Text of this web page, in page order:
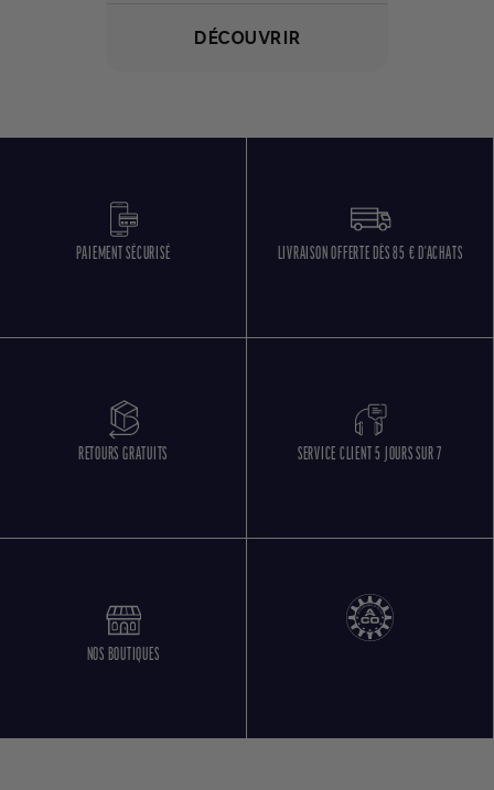
DÉCOUVRIR
PAIEMENT SÉCURISÉ LIVRAISON OFFERTE DÈS 85 € D'ACHATS
RETOURS GRATUITS SERVICE CLIENT 5 JOURS SUR 7
NOS BOUTIQUES